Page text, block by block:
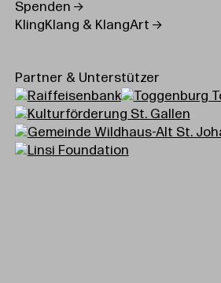
Spenden
KlingKlang & KlangArt
Partner & Unterstützer